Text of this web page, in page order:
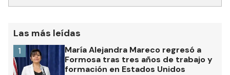
Las más leídas
María Alejandra Mareco regresó a
Formosa tras tres años de trabajo y
formación en Estados Unidos
1